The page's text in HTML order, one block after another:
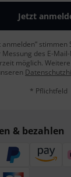
Jetzt
anmelden“
des E-
möglich.
* Pflichtfeld
& bezahlen